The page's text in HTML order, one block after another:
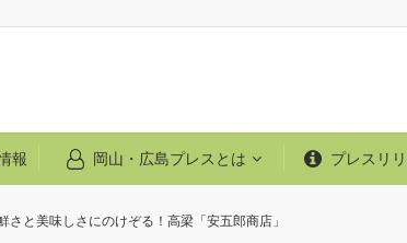
報 岡山・広島プレスとは プレスリ
さと美味しさにのけぞる！高梁「安五郎商店」